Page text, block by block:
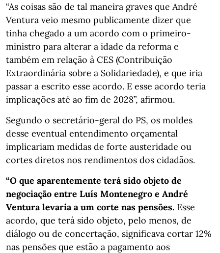
“As coisas são de tal maneira graves que André
Ventura veio mesmo publicamente dizer que
tinha chegado a um acordo com o primeiro-
ministro para alterar a idade da reforma e
também em relação à CES (Contribuição
Extraordinária sobre a Solidariedade), e que iria
passar a escrito esse acordo. E esse acordo teria
implicações até ao fim de 2028”, afirmou.
Segundo o secretário-geral do PS, os moldes
desse eventual entendimento orçamental
implicariam medidas de forte austeridade ou
cortes diretos nos rendimentos dos cidadãos.
“O que aparentemente terá sido objeto de
negociação entre Luís Montenegro e André
Ventura levaria a um corte nas pensões. Esse
acordo, que terá sido objeto, pelo menos, de
diálogo ou de concertação, significava cortar 12%
nas pensões que estão a pagamento aos